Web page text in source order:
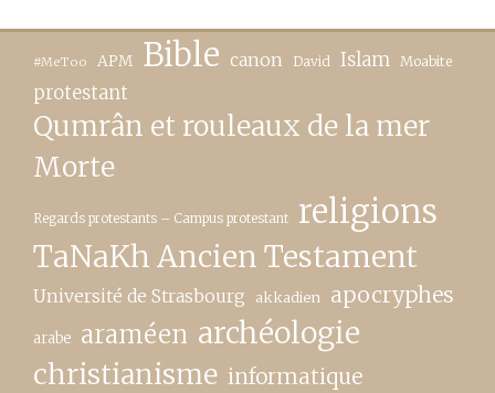
#MeToo APM Bible canon David Islam Moabite
protestant
Qumrân et rouleaux de la mer
Morte
Regards protestants – Campus protestant religions
TaNaKh Ancien Testament
Université de Strasbourg akkadien apocryphes
arabe araméen archéologie
christianisme informatique